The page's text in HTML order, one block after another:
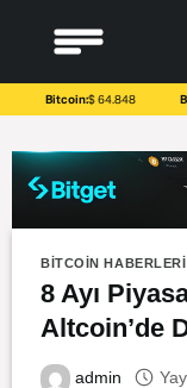
content
Bitcoin:$ 64.848
BITCOIN HABERLERI
8 Ayı
Altcoin’de
admin